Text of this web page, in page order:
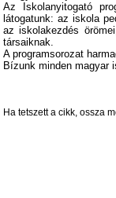
Az Iskolanyitogató
látogatunk: az iskola
az iskolakezdés
társaiknak.
A programsorozat
Bízunk minden magyar
Ha tetszett a cikk, ossza